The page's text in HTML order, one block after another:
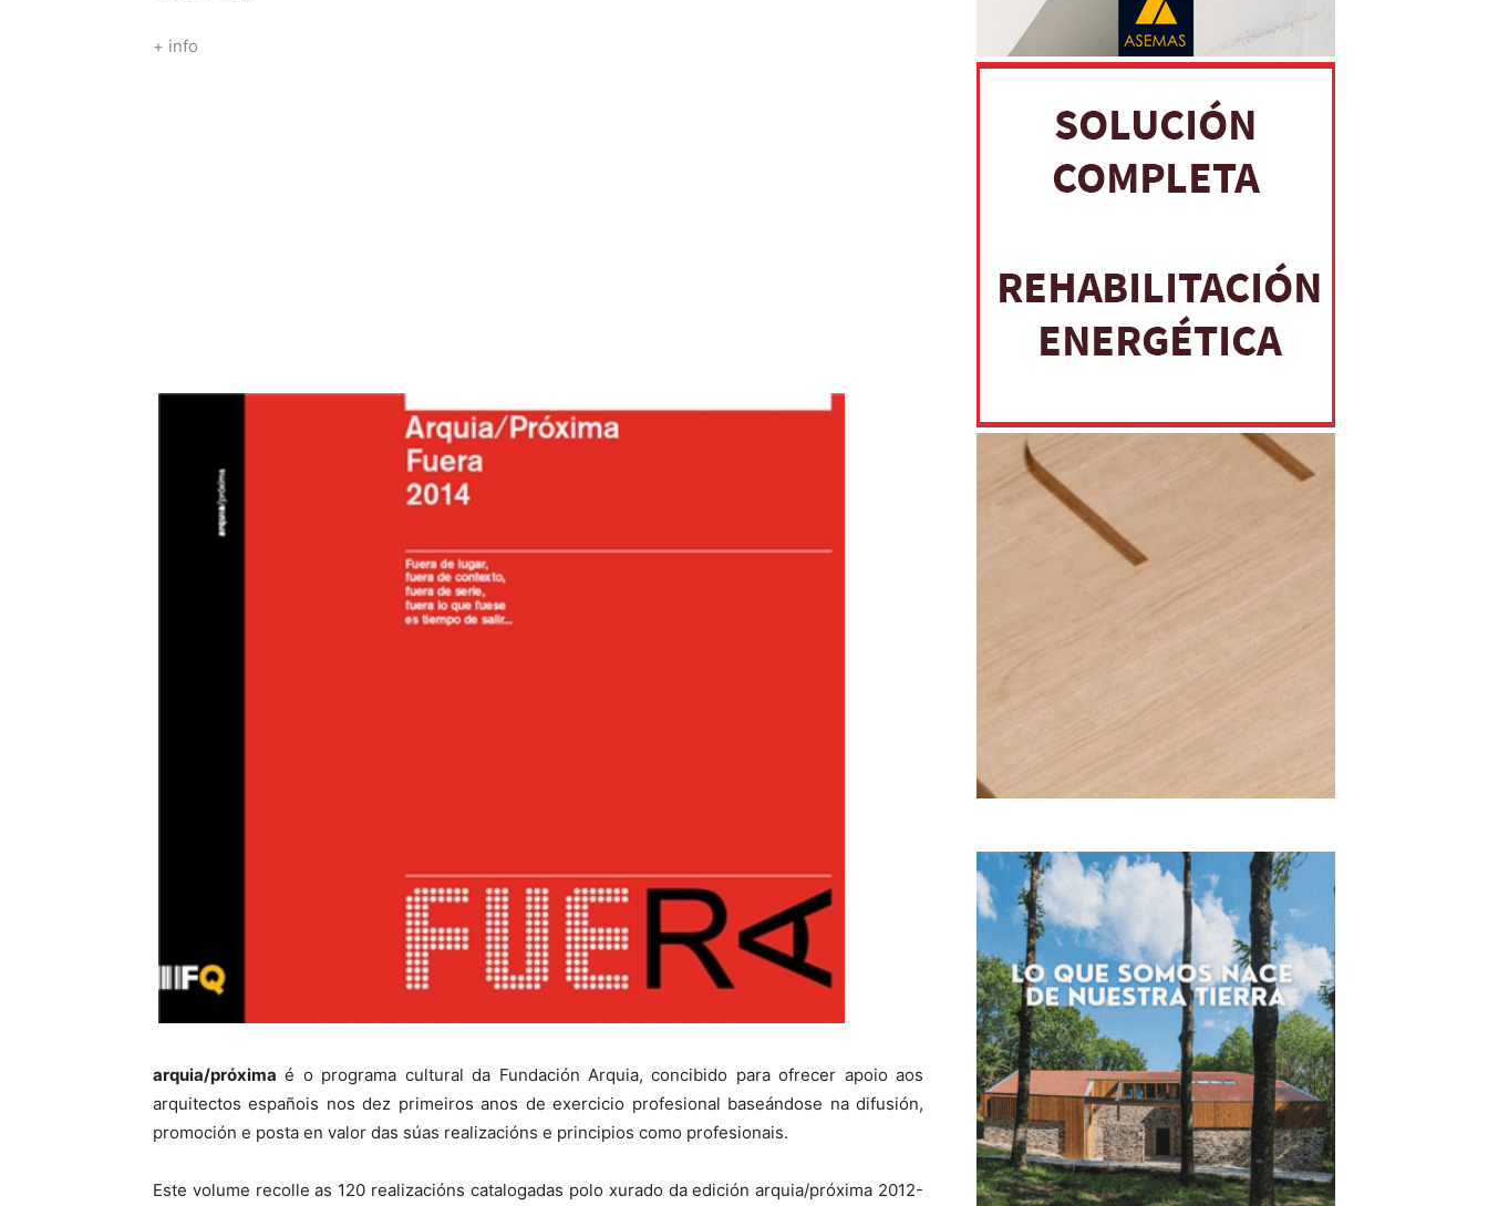
+ info
arquia/próxima é o programa cultural da Fundación Arquia, concibido para ofrecer apoio aos
arquitectos españois nos dez primeiros anos de exercicio profesional baseándose na difusión,
promoción e posta en valor das súas realizacións e principios como profesionais.
Este volume recolle as 120 realizacións catalogadas polo xurado da edición arquia/próxima 2012-